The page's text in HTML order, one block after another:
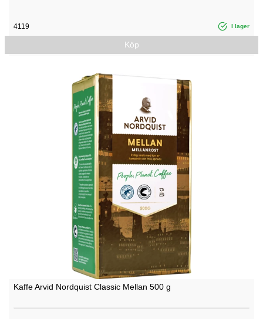
4119 I lager
Köp
Kaffe Arvid Nordquist Classic Mellan 500 g